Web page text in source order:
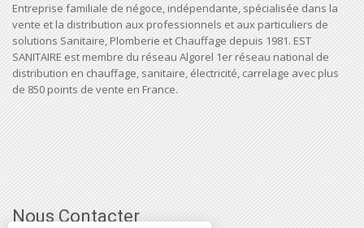
Entreprise familiale de négoce, indépendante, spécialisée dans la
vente et la distribution aux professionnels et aux particuliers de
solutions Sanitaire, Plomberie et Chauffage depuis 1981. EST
SANITAIRE est membre du réseau Algorel 1er réseau national de
distribution en chauffage, sanitaire, électricité, carrelage avec plus
de 850 points de vente en France.
Nous Contacter